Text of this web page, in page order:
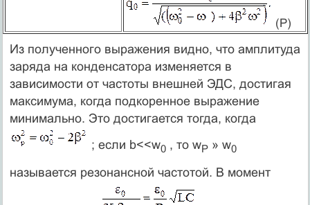
(Р)
Из полученного выражения видно, что амплитуда
заряда на конденсатора изменяется в
зависимости от частоты внешней ЭДС, достигая
максимума, когда подкоренное выражение
минимально. Это достигается тогда, когда
; если b<<w0, то wР» w0
называется резонансной частотой. В момент